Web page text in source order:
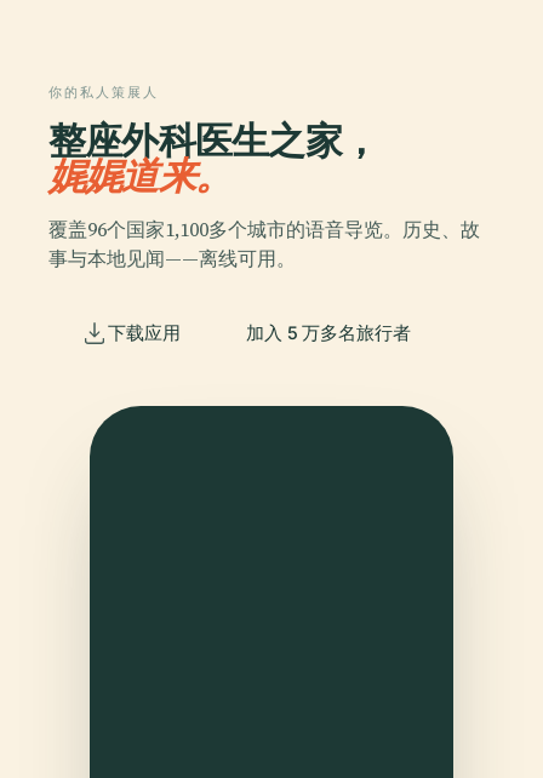
你的私人策展人
整座外科医生之家，
娓娓道来。
覆盖96个国家1,100多个城市的语音导览。历史、故
事与本地见闻——离线可用。
下载应用 加入 5 万多名旅行者